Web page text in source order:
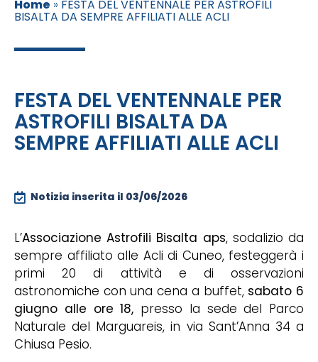
Home » FESTA DEL VENTENNALE PER ASTROFILI
BISALTA DA SEMPRE AFFILIATI ALLE ACLI
FESTA DEL VENTENNALE PER
ASTROFILI BISALTA DA
SEMPRE AFFILIATI ALLE ACLI
Notizia inserita il 03/06/2026
L’Associazione Astrofili Bisalta aps, sodalizio da
sempre affiliato alle Acli di Cuneo, festeggerà i
primi 20 di attività e di osservazioni
astronomiche con una cena a buffet, sabato 6
giugno alle ore 18, presso la sede del Parco
Naturale del Marguareis, in via Sant’Anna 34 a
Chiusa Pesio.